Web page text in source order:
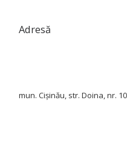
Adresă
mun. Cișinău, str. Doina, nr.